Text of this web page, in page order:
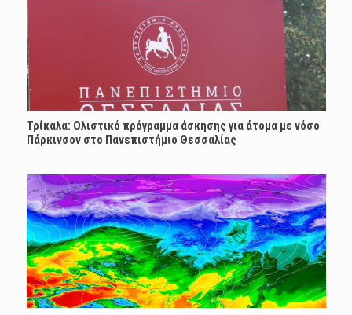
Τρίκαλα: Ολιστικό πρόγραμμα άσκησης για άτομα με νόσο
Πάρκινσον στο Πανεπιστήμιο Θεσσαλίας